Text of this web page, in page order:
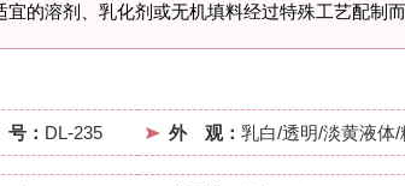
的溶剂、乳化剂或无机填料经过特殊工艺配制而
： DL-235 外 观： 乳白/透明/淡黄液体/